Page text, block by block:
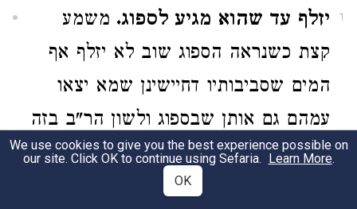
1 יזלף עד שהוא מגיע לספוג. משמע
קצת כשנראה הספוג שוב לא יזלף אף
המים שסביבותיו דחיישינן שמא יצאו
עמהם גם אותן שבספוג ולשון הר"ב בזה
מגומגם:
We use cookies to give you the best experience possible on
our site. Click OK to continue using Sefaria. Learn More.
OK